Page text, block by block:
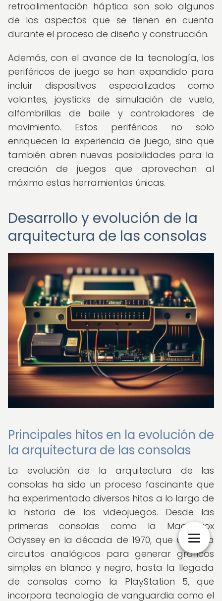
retroalimentación háptica son solo algunos
de los aspectos que se tienen en cuenta
durante el proceso de diseño y construcción.
Además, con el avance de la tecnología, los
periféricos de juego se han expandido para
incluir dispositivos especializados como
volantes, joysticks de simulación de vuelo,
alfombrillas de baile y controladores de
movimiento. Estos periféricos no solo
enriquecen la experiencia de juego, sino que
también abren nuevas posibilidades para la
creación de juegos que aprovechan al
máximo estas herramientas únicas.
Desarrollo y evolución de la
arquitectura de las consolas
Principales hitos en la evolución de
la arquitectura de las consolas
La evolución de la arquitectura de las
consolas ha sido un proceso fascinante que
ha experimentado diversos hitos a lo largo de
la historia de los videojuegos. Desde las
primeras consolas como la Magnavox
Odyssey en la década de 1970, que utilizaba
circuitos analógicos para generar gráficos
simples en blanco y negro, hasta la llegada
de consolas como la PlayStation 5, que
incorpora tecnología de vanguardia como el